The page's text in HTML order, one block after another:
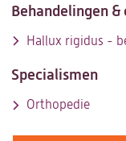
Behandelingen
Hallux rigidus -
Specialismen
Orthopedie